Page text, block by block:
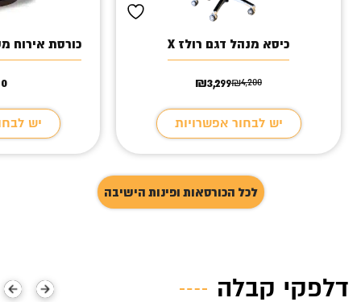
כיסא מנהל דגם רולז X
₪4,200
המחיר
₪4,200.
₪3,299
המחיר
₪3,299.
יש לבחור אפשרויות
כורסת אירוח
יש
לכל הכורסאות ופינות הישיבה
דלפקי קבלה